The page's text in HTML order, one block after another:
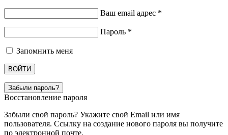
Ваш email адрес *
Пароль *
Запомнить меня
ВОЙТИ
Забыли пароль?
Восстановление пароля
Забыли свой пароль? Укажите свой Email или имя
пользователя. Ссылку на создание нового пароля вы получите
по электронной почте.